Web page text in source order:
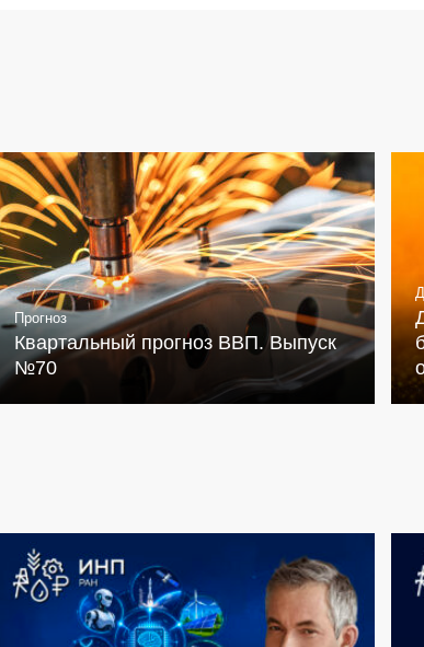
Прогноз
Квартальный прогноз ВВП. Выпуск
№70